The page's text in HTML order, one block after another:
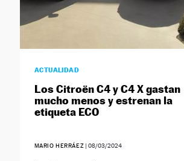
ACTUALIDAD
Los Citroën C4 y C4 X gastan
mucho menos y estrenan la
etiqueta ECO
MARIO HERRÁEZ |08/03/2024